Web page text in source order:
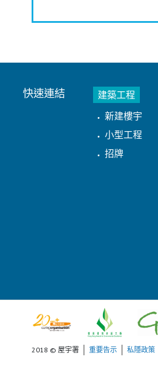
快速連結
建築工程
新建樓宇
小型工程
招牌
2018 © 屋宇署 重要告示 私隱政策